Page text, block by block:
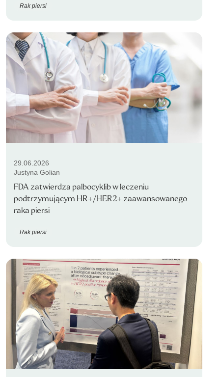
Rak piersi
29.06.2026
Justyna Golian
FDA zatwierdza palbocyklib w leczeniu
podtrzymującym HR+/HER2+ zaawansowanego
raka piersi
Rak piersi